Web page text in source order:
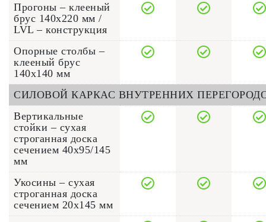
Прогоны – клееный
брус 140х220 мм /
LVL – конструкция
Опорные столбы –
клееный брус
140x140 мм
СИЛОВОЙ КАРКАС ВНУТРЕННИХ
Вертикальные
стойки – сухая
строганная доска
сечением 40x95/145
мм
Укосины – сухая
строганная доска
сечением 20x145 мм